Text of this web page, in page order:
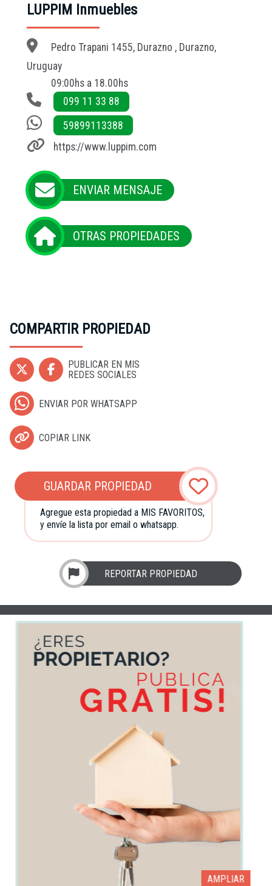
LUPPIM Inmuebles
Pedro Trapani 1455, Durazno , Durazno,
Uruguay
09:00hs a 18.00hs
099 11 33 88
59899113388
https://www.luppim.com
ENVIAR MENSAJE
OTRAS PROPIEDADES
COMPARTIR PROPIEDAD
PUBLICAR EN MIS
REDES SOCIALES
ENVIAR POR WHATSAPP
COPIAR LINK
GUARDAR PROPIEDAD
Agregue esta propiedad a MIS FAVORITOS,
y envíe la lista por email o whatsapp.
REPORTAR PROPIEDAD